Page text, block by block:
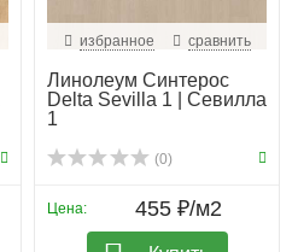
избранное сравнить
Линолеум Синтерос
Delta Sevilla 1 | Севилла
1
(0)
Цена: 455 ₽/м2